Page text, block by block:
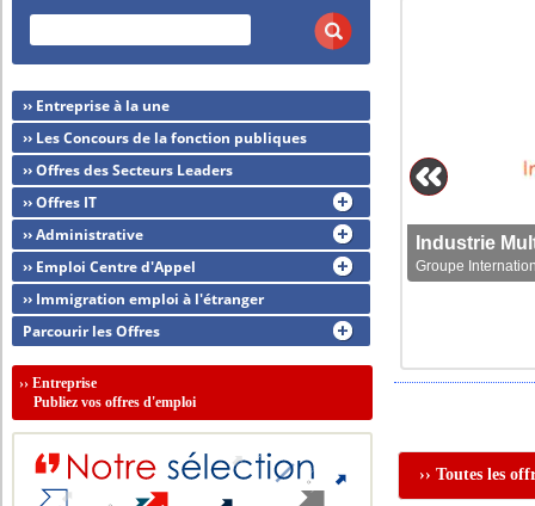
Groupe
›› Toutes les
›› Entreprise à la une
›› Les Concours de la fonction publiques
›› Offres des Secteurs Leaders
›› Offres IT
›› Administrative
›› Emploi Centre d'Appel
›› Immigration emploi à l'étranger
Parcourir les Offres
››Entreprise
Publiez vos offres d'emploi